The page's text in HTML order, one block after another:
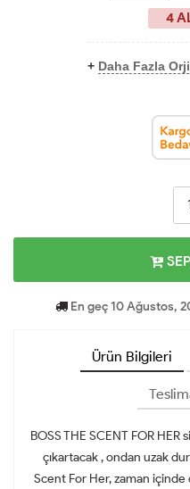
4
+ Daha Fazla
En geç 10 Ağustos,
Ürün Bilgileri
BOSS THE SCENT FOR HER
çıkartacak , ondan uzak
Scent For Her, zaman içinde